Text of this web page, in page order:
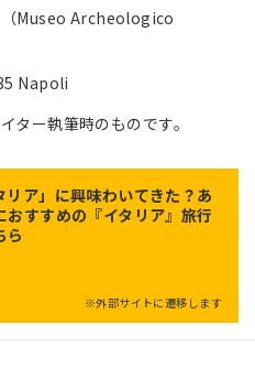
（Museo Archeologico
Napoli
ター執筆時のものです。
リア」に興味わいてきた？あ
おすすめの『イタリア』旅行
ら
※外部サイトに遷移します